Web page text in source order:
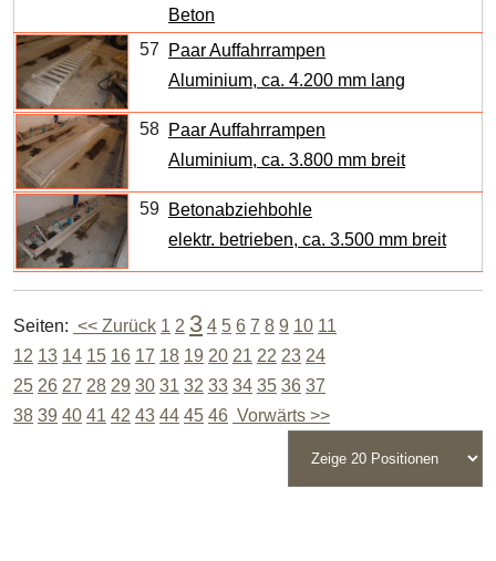
Beton
57
Paar Auffahrrampen
Aluminium, ca. 4.200 mm lang
58 Paar Auffahrrampen
Aluminium, ca. 3.800 mm breit
59 Betonabziehbohle
elektr. betrieben, ca. 3.500 mm breit
Seiten: << Zurück 1 2 3 4 5 6 7 8 9 10 11
12 13 14 15 16 17 18 19 20 21 22 23 24
25 26 27 28 29 30 31 32 33 34 35 36 37
38 39 40 41 42 43 44 45 46 Vorwärts >>